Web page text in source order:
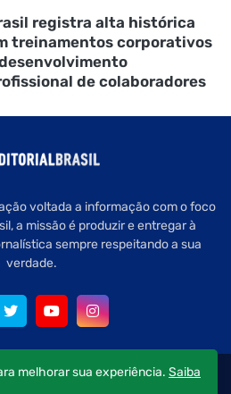
registra alta histórica
treinamentos corporativos
de colaboradores
voltada a informação com o foco
a missão é produzir e entregar à
sempre respeitando a sua
verdade.
- Todos os direitos reservados.
melhorar sua experiência. Saiba